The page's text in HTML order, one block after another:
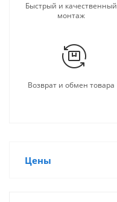
Быстрый и качественный
монтаж
Возврат и обмен товара
Цены